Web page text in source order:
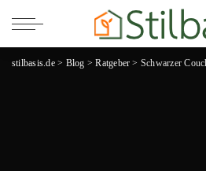
stilbasis.de> Blog >Ratgeber > Schwarzer Couchtisch: